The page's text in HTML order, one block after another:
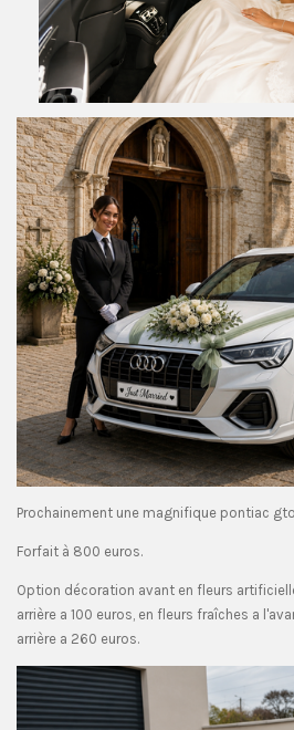
Prochainement une magnifique pontiac
Forfait à 800 euros.
Option décoration avant en fleurs
arrière a 100 euros, en fleurs fraîches a
arrière a 260 euros.